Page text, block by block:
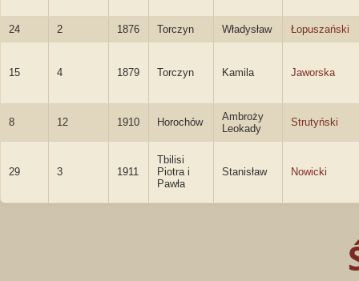
24 2 1876 Torczyn Władysław Łopuszański
15 4 1879 Torczyn Kamila Jaworska
8 12 1910 Horochów
Ambroży
Leokady
Strutyński
29 3 1911
Tbilisi
Piotra i
Pawła
Stanisław Nowicki